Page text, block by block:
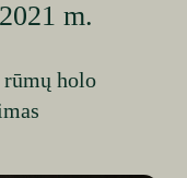
m.
rūmų holo